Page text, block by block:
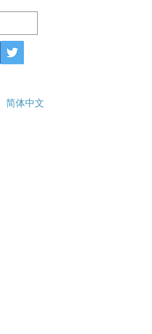
简体中文